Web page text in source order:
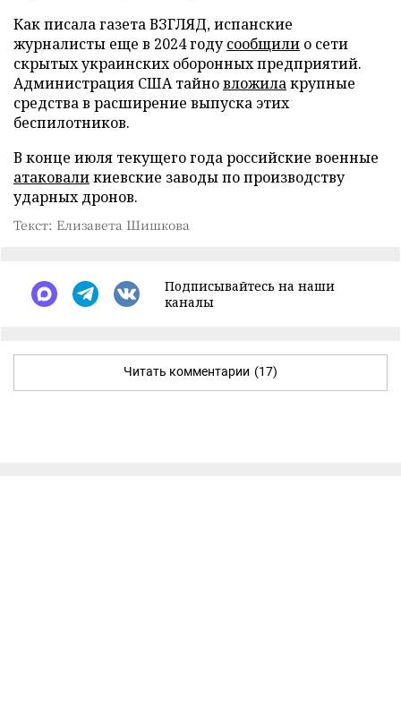
Как писала газета ВЗГЛЯД, испанские
журналисты еще в 2024 годусообщили о сети
скрытых украинских оборонных предприятий.
Администрация США тайновложилакрупные
средства в расширение выпуска этих
беспилотников.
В конце июля текущего года российские военные
атаковаликиевские заводы по производству
ударных дронов.
Текст: Елизавета Шишкова
Подписывайтесь на наши
каналы
Читать комментарии (17)